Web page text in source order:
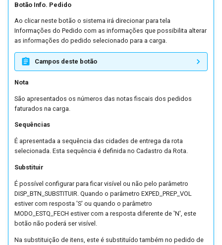
Botão Info. Pedido
Ao clicar neste botão o sistema irá direcionar para tela
Informações do Pedido com as informações que possibilita alterar
as informações do pedido selecionado para a carga.
Campos deste botão
Nota
São apresentados os números das notas fiscais dos pedidos
faturados na carga.
Sequências
É apresentada a sequência das cidades de entrega da rota
selecionada. Esta sequência é definida no Cadastro da Rota.
Substituir
É possível configurar para ficar visível ou não pelo parâmetro
DISP_BTN_SUBSTITUIR. Quando o parâmetro EXPED_PREP_VOL
estiver com resposta 'S' ou quando o parâmetro
MODO_ESTQ_FECH estiver com a resposta diferente de 'N', este
botão não poderá ser visível.
Na substituição de itens, este é substituído também no pedido de